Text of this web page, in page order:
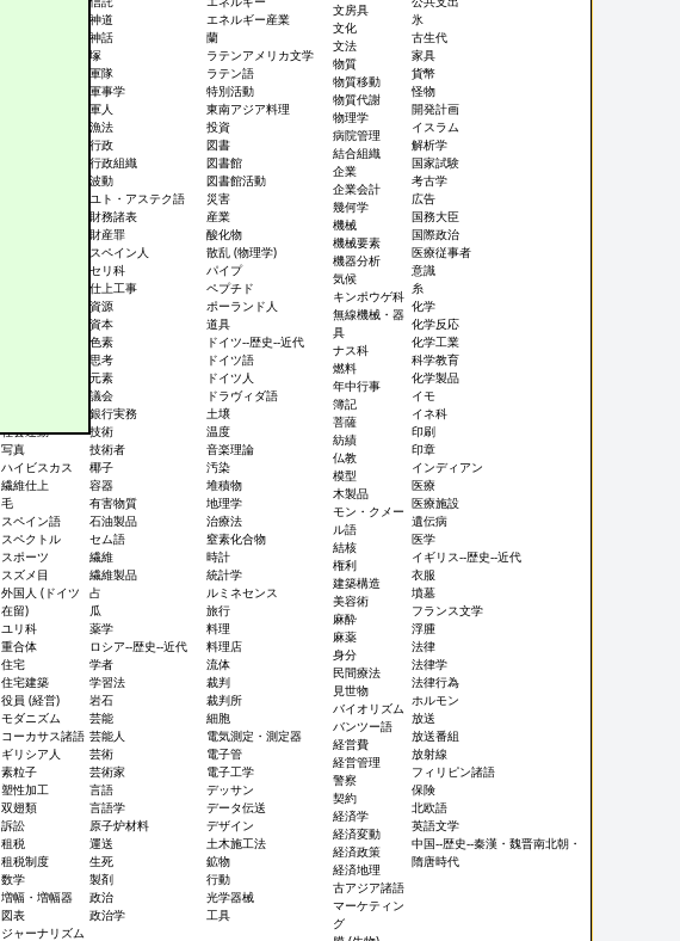
社会運動
写真
ハイビスカス
繊維仕上
毛
スペイン語
スペクトル
スポーツ
スズメ目
外国人 (ドイツ
在留)
ユリ科
重合体
住宅
住宅建築
役員 (経営)
モダニズム
コーカサス諸語
ギリシア人
素粒子
塑性加工
双翅類
訴訟
租税
租税制度
数学
増幅・増幅器
図表
ジャーナリズム
神道
神話
塚
軍隊
軍事学
軍人
漁法
行政
行政組織
波動
ユト・アステク語
財務諸表
財産罪
スペイン人
セリ科
仕上工事
資源
資本
色素
思考
元素
議会
銀行実務
技術
技術者
椰子
容器
有害物質
石油製品
セム語
繊維
繊維製品
占
瓜
薬学
ロシア--歴史--近代
学者
学習法
岩石
芸能
芸能人
芸術
芸術家
言語
言語学
原子炉材料
運送
生死
製剤
政治
政治学
エネルギー産業
蘭
ラテンアメリカ文学
ラテン語
特別活動
東南アジア料理
投資
図書
図書館
図書館活動
災害
産業
酸化物
散乱 (物理学)
パイプ
ペプチド
ポーランド人
道具
ドイツ--歴史--近代
ドイツ語
ドイツ人
ドラヴィダ語
土壌
温度
音楽理論
汚染
堆積物
地理学
治療法
窒素化合物
時計
統計学
ルミネセンス
旅行
料理
料理店
流体
裁判
裁判所
細胞
電気測定・測定器
電子管
電子工学
デッサン
データ伝送
デザイン
土木施工法
鉱物
行動
光学器械
工具
文房具
文化
文法
物質
物質移動
物質代謝
物理学
病院管理
結合組織
企業
企業会計
幾何学
機械
機械要素
機器分析
気候
キンポウゲ科
無線機械・器
具
ナス科
燃料
年中行事
簿記
菩薩
紡績
仏教
模型
木製品
モン・クメー
ル語
結核
権利
建築構造
美容術
麻酔
麻薬
身分
民間療法
見世物
バイオリズム
バンツー語
経営費
経営管理
警察
契約
経済学
経済変動
経済政策
経済地理
古アジア諸語
マーケティン
グ
氷
古生代
家具
貨幣
怪物
開発計画
イスラム
解析学
国家試験
考古学
広告
国務大臣
国際政治
医療従事者
意識
糸
化学
化学反応
化学工業
科学教育
化学製品
イモ
イネ科
印刷
印章
インディアン
医療
医療施設
遺伝病
医学
イギリス--歴史--近代
衣服
墳墓
フランス文学
浮腫
法律
法律学
法律行為
ホルモン
放送
放送番組
放射線
フィリピン諸語
保険
北欧語
英語文学
中国--歴史--秦漢・魏晋南北朝・
隋唐時代